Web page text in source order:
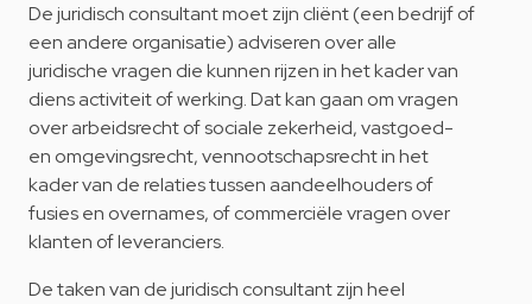
De juridisch consultant moet zijn cliënt (een bedrijf of
een andere organisatie) adviseren over alle
juridische vragen die kunnen rijzen in het kader van
diens activiteit of werking. Dat kan gaan om vragen
over arbeidsrecht of sociale zekerheid, vastgoed-
en omgevingsrecht, vennootschapsrecht in het
kader van de relaties tussen aandeelhouders of
fusies en overnames, of commerciële vragen over
klanten of leveranciers.
De taken van de juridisch consultant zijn heel